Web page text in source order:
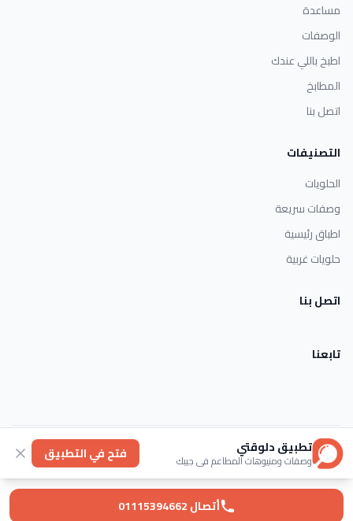
أتصال 01115394662
مساعدة
الوصفات
اطبخ باللي عندك
المطابخ
اتصل بنا
التصنيفات
الحلويات
وصفات سريعة
اطباق رئيسية
حلويات غربية
اتصل بنا
تابعنا
خصوصية عنا
© 2026 Dlwaqty. جميع الحقوق محفوظة.
Powered byGAIT
تطبيق دلوقتي
وصفات ومنيوهات المطاعم في جيبك فتح في التطبيق